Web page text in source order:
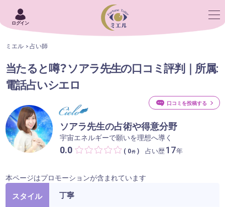
ログイン
ミエル 占い師
当たると噂？ソアラ先生の口コミ評判｜所属:
電話占いシエロ
ソアラ先生の占術や得意分野
宇宙エネルギーで願いを理想へ導く
0.0 ( 0件 ) 占い歴17年
口コミを投稿する
本ページはプロモーションが含まれています
スタイル 丁寧